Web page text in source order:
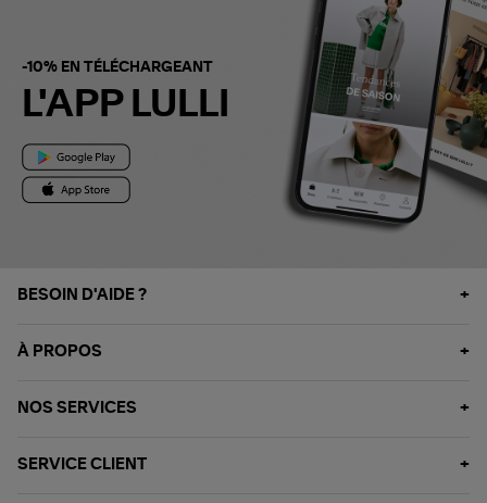
-10% EN TÉLÉCHARGEANT
L'APP LULLI
BESOIN D'AIDE ?
À PROPOS
NOS SERVICES
SERVICE CLIENT